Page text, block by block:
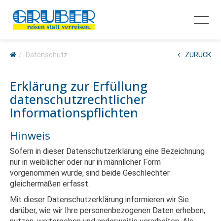
Datenschutz ZURÜCK
Erklärung zur Erfüllung
datenschutzrechtlicher
Informationspflichten
Hinweis
Sofern in dieser Datenschutzerklärung eine Bezeichnung
nur in weiblicher oder nur in männlicher Form
vorgenommen wurde, sind beide Geschlechter
gleichermaßen erfasst.
Mit dieser Datenschutzerklärung informieren wir Sie
darüber, wie wir Ihre personenbezogenen Daten erheben,